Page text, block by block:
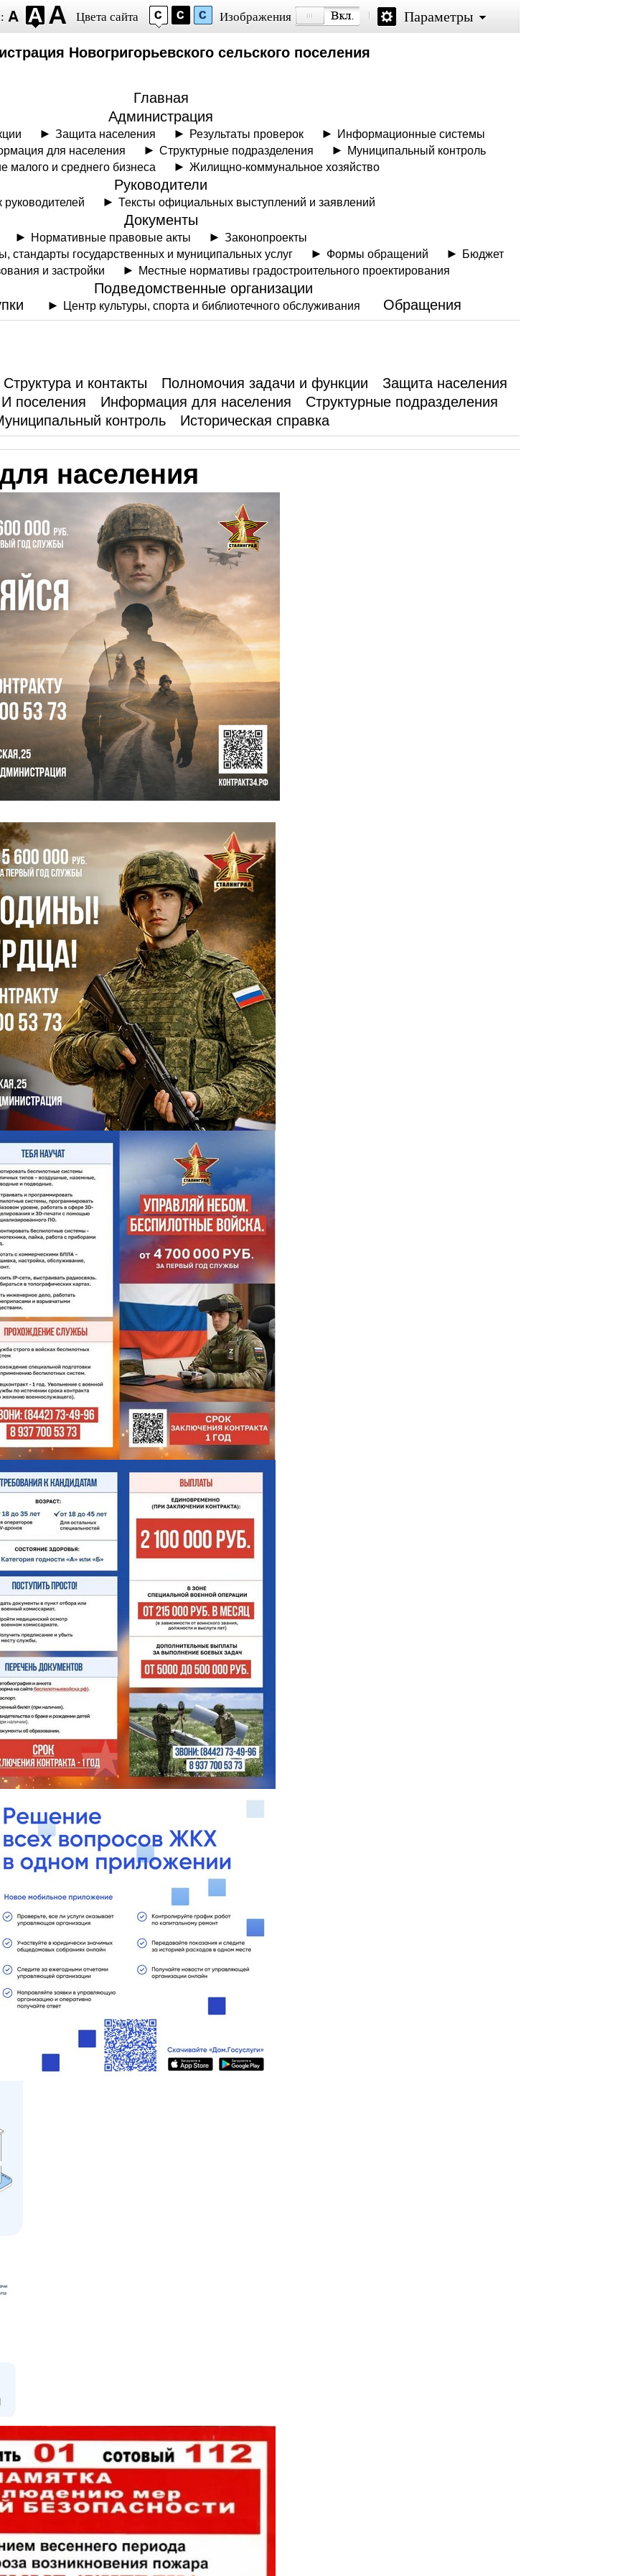
Цвета сайта Изображения Параметры
Новогригорьевского сельского поселения
Главная
Администрация
Защита населения Результаты проверок
Информационные системы
для населения
Структурные подразделения
Муниципальный контроль
малого и среднего бизнеса
Жилищно-коммунальное хозяйство
Руководители
руководителей Тексты официальных выступлений и заявлений
Документы
Нормативные правовые акты
Законопроекты
стандарты государственных и муниципальных услуг
Формы обращений
Бюджет
и застройки
Местные нормативы градостроительного проектирования
Подведомственные организации
Центр культуры, спорта и библиотечного обслуживания Обращения
Структура и контакты Полномочия задачи и функции
Защита населения
поселения
Информация для населения
Структурные подразделения
контроль
Историческая справка
населения